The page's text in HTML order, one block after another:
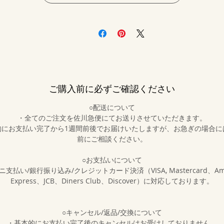
ご購入前に必ずご確認ください
○配送について
・全てのご注文を佐川急便にてお送りさせていただきます。
にお支払い完了から1週間前後でお届けいたしますが、お急ぎの場合
前にご相談ください。
○お支払いについて
支払い/銀行振り込み/クレジットカード決済（VISA, Mastercard、
Express、JCB、Diners Club、Discover）に対応しております。
○キャンセル/返品/交換について